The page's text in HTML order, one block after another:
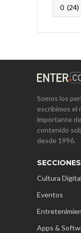
Somos los
escribimos el
importante
contenido
desde 1996.
Cultura Digital
Eventos
Apps &